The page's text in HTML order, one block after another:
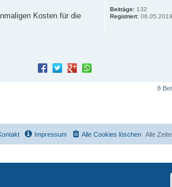
Beiträge: 132
Registriert:
Kosten für die
8
Alle
Alle Cookies löschen
Impressum